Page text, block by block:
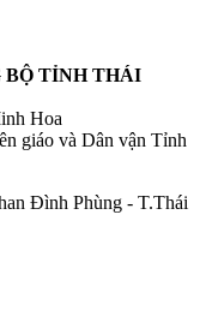
BỘ TỈNH THÁI
Hoa
giáo và Dân vận Tỉnh
Đình Phùng - T.Thái